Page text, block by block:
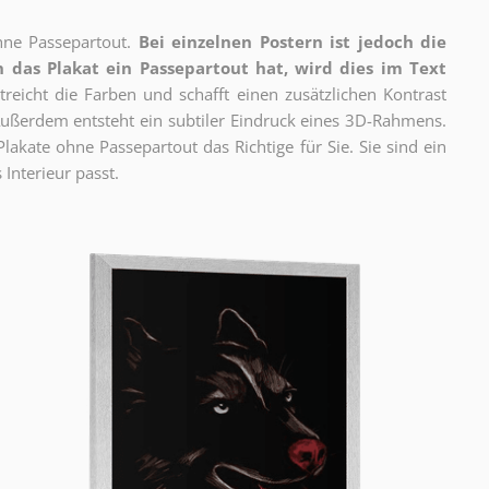
Passepartout. Bei einzelnen Postern ist jedoch die
das Plakat ein Passepartout hat, wird dies im Text
die Farben und schafft einen zusätzlichen Kontrast
entsteht ein subtiler Eindruck eines 3D-Rahmens.
ohne Passepartout das Richtige für Sie. Sie sind ein
Interieur passt.